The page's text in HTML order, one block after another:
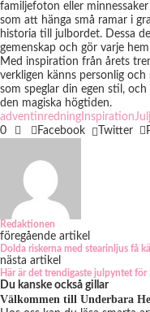
familjefoton eller
som att hänga små ramar i
historia till julbordet. Dessa
gemenskap och gör varje
Med inspiration från årets
verkligen känns personlig
som speglar din egen stil,
den magiska högtiden.
adventinredning InspirationJul
0
Facebook Twitter
Redaktionen
föregående artikel
Dolda riskerna med stearinljus få
nästa artikel
Här är det trendigaste julpyntet för
Du kanske också gillar
Välkommen till Underbara